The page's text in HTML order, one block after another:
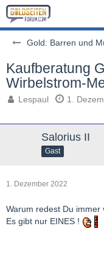
Gold: Barren und
Kaufberatung
Wirbelstrom-
Lespaul 1.
Salorius II
Gast
1. Dezember 2022
Warum redest Du immer
Es gibt nur EINES !